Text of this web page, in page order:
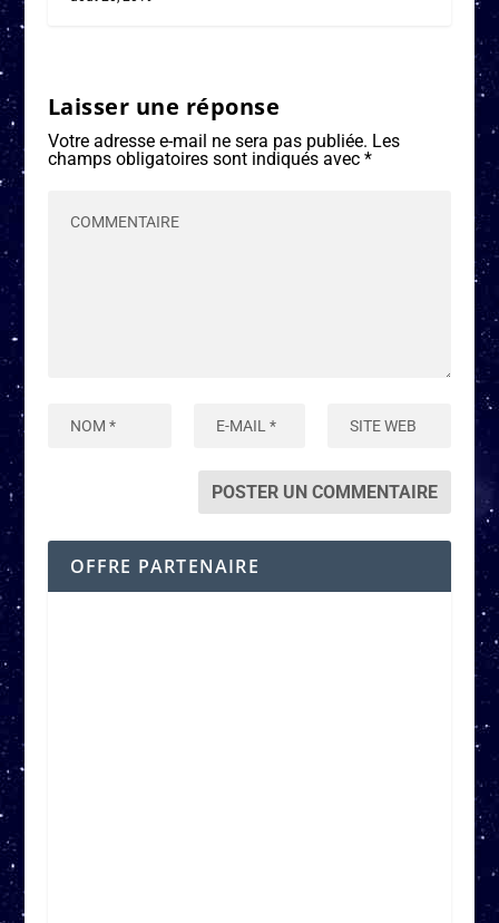
Laisser une réponse
Votre adresse e-mail ne sera pas publiée. Les
champs obligatoires sont indiqués avec *
OFFRE PARTENAIRE